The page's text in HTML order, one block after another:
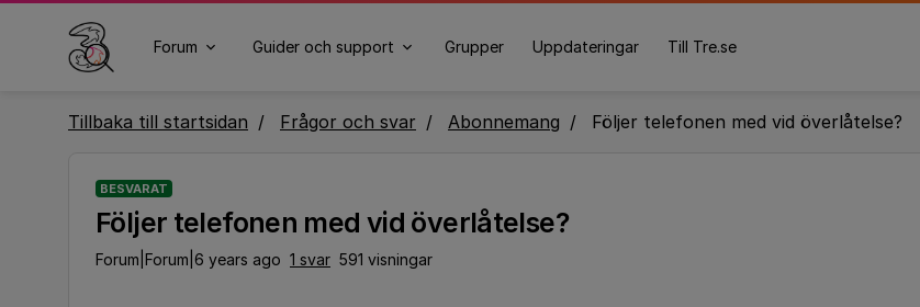
Forum Guider och support Grupper Uppdateringar Till Tre.se
Tillbaka till startsidan Frågor och svar Abonnemang Följer telefonen med vid överlåtelse?
BESVARAT
Följer telefonen med vid överlåtelse?
Forum|Forum|6 years ago 1 svar 591 visningar